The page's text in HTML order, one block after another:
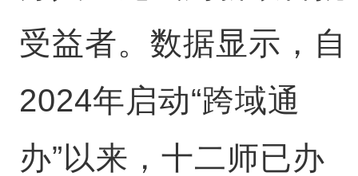
受益者。数据显示，自
2024年启动“跨域通
办”以来，十二师已办